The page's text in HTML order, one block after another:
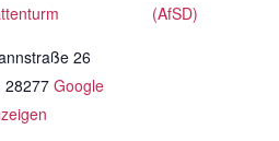
26
28277 Google
(AfSD)